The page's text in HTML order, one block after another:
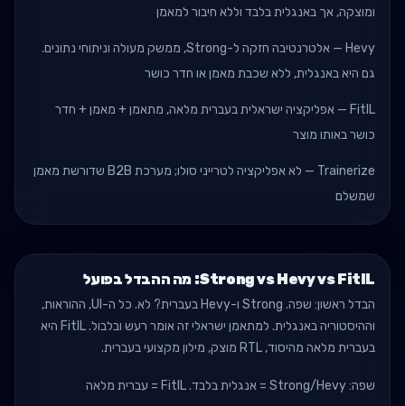
ומוצקה, אך באנגלית בלבד וללא חיבור למאמן
Hevy — אלטרנטיבה חזקה ל-Strong, ממשק מעולה וניתוחי נתונים.
גם היא באנגלית, ללא שכבת מאמן או חדר כושר
FitIL — אפליקציה ישראלית בעברית מלאה, מתאמן + מאמן + חדר
כושר באותו מוצר
Trainerize — לא אפליקציה לטרייני סולו; מערכת B2B שדורשת מאמן
שמשלם
Strong vs Hevy vs FitIL: מה ההבדל בפועל
הבדל ראשון: שפה. Strong ו-Hevy בעברית? לא. כל ה-UI, ההוראות,
וההיסטוריה באנגלית. למתאמן ישראלי זה אומר רעש ובלבול. FitIL היא
בעברית מלאה מהיסוד, RTL מוצק, מילון מקצועי בעברית.
שפה: Strong/Hevy = אנגלית בלבד. FitIL = עברית מלאה